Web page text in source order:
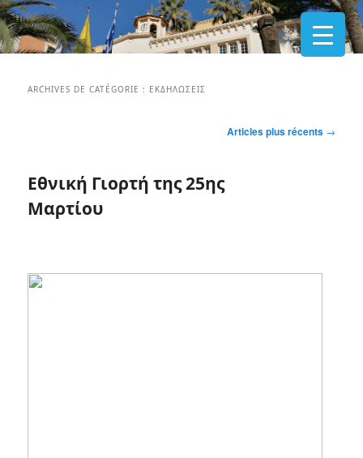
ARCHIVES DE CATÉGORIE : ΕΚΔΗΛΏΣΕΙΣ
Articles plus récents →
Εθνική Γιορτή της 25ης
Μαρτίου